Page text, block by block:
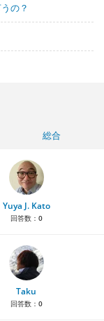
の？
総合
Yuya J. Kato
回答数： 0
Taku
回答数： 0